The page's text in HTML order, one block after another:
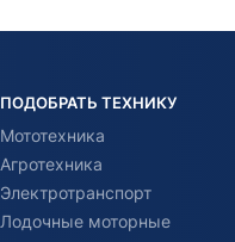
ПОДОБРАТЬ ТЕХНИКУ
Мототехника
Агротехника
Электротранспорт
Лодочные моторные